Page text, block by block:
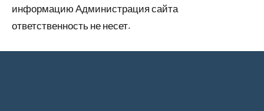
информацию Администрация сайта
ответственность не несет.